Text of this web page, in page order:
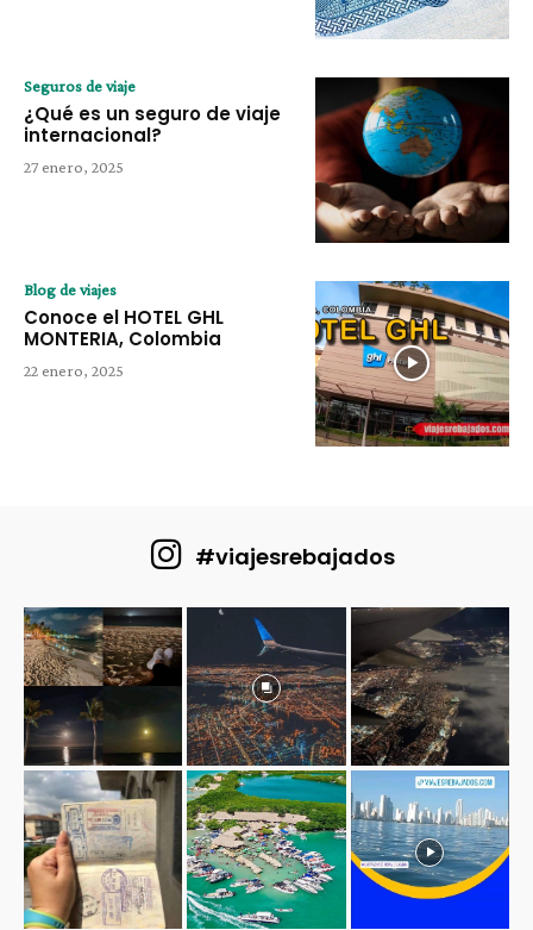
Seguros de viaje
¿Qué es un seguro de viaje
internacional?
27 enero, 2025
Blog de viajes
Conoce el HOTEL GHL
MONTERIA, Colombia
22 enero, 2025
#viajesrebajados